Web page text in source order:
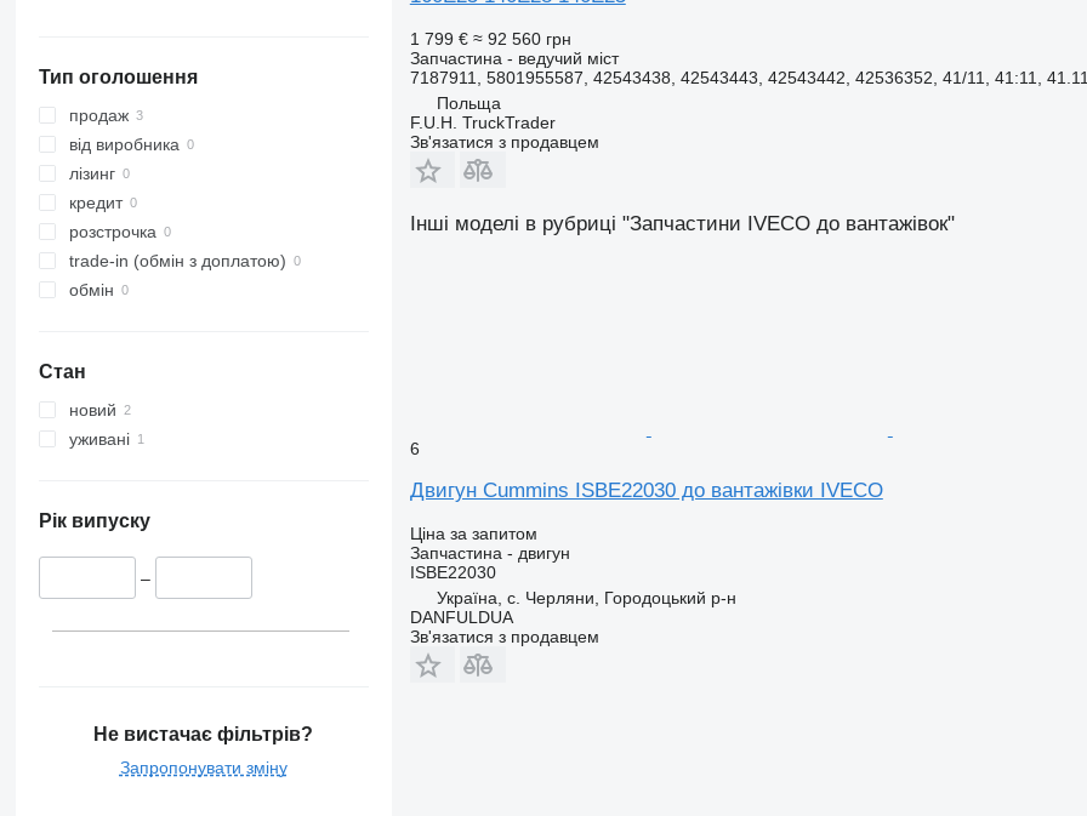
Tourismo
Travego
Unimog
Vario
Viano
Vito
T-series
TRM
Trafic
Zoe
N-series
S-series
SD
Terberg
VM
VNL
Тип оголошення
продаж
від виробника
лізинг
кредит
розстрочка
trade-in (обмін з доплатою)
обмін
Стан
новий
уживані
Рік випуску
–
Не вистачає фільтрів?
Запропонувати зміну
1 799 € ≈ 92 560 грн
Запчастина - ведучий міст
7187911, 5801955587, 42543438, 42543443, 42543442, 42536352, 41/11, 41:11,
Польща
F.U.H. TruckTrader
Зв'язатися з продавцем
Інші моделі в рубриці "Запчастини IVECO до вантажівок"
6
Двигун Cummins ISBE22030 до вантажівки IVECO
Ціна за запитом
Запчастина - двигун
ISBE22030
Україна, с. Черляни, Городоцький р-н
DANFULDUA
Зв'язатися з продавцем